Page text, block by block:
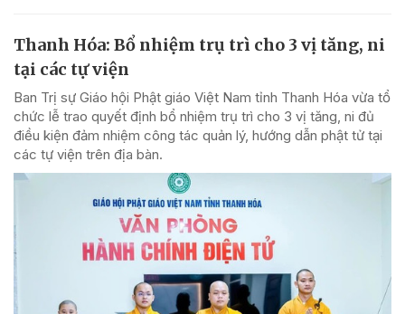
Thanh Hóa: Bổ nhiệm trụ trì cho 3 vị tăng, ni
tại các tự viện
Ban Trị sự Giáo hội Phật giáo Việt Nam tỉnh Thanh Hóa vừa tổ
chức lễ trao quyết định bổ nhiệm trụ trì cho 3 vị tăng, ni đủ
điều kiện đảm nhiệm công tác quản lý, hướng dẫn phật tử tại
các tự viện trên địa bàn.